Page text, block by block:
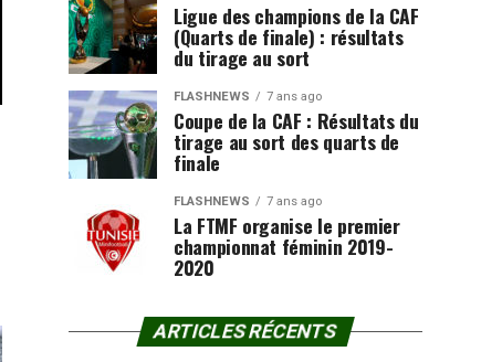
Ligue des champions de la CAF
(Quarts de finale) : résultats
du tirage au sort
FLASHNEWS 7 ans ago
Coupe de la CAF : Résultats du
tirage au sort des quarts de
finale
FLASHNEWS 7 ans ago
La FTMF organise le premier
championnat féminin 2019-
2020
ARTICLES RÉCENTS